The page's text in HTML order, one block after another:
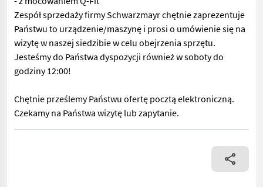
Zespół sprzedaży firmy Schwarzmayr chętnie zaprezentuje
Państwu to urządzenie/maszynę i prosi o umówienie się na
wizytę w naszej siedzibie w celu obejrzenia sprzętu.
Jesteśmy do Państwa dyspozycji również w soboty do
godziny 12:00!
Chętnie prześlemy Państwu ofertę pocztą elektroniczną.
Czekamy na Państwa wizytę lub zapytanie.
Nr 68837 Widelec do palet – z ramieniem widłowym FEM II o